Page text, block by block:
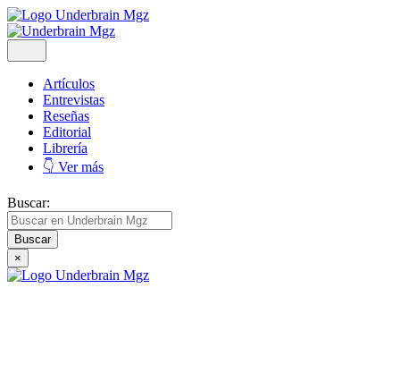
Artículos
Entrevistas
Reseñas
Editorial
Librería
👇 Ver más
Buscar:
×